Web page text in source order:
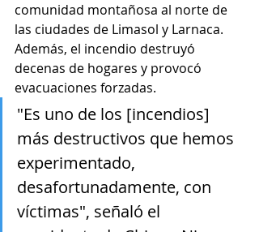
comunidad montañosa al norte de
las ciudades de Limasol y Larnaca.
Además, el incendio destruyó
decenas de hogares y provocó
evacuaciones forzadas.
"Es uno de los [incendios]
más destructivos que hemos
experimentado,
desafortunadamente, con
víctimas", señaló el